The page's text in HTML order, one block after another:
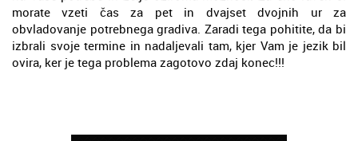
morate vzeti čas za pet in dvajset dvojnih ur za
obvladovanje potrebnega gradiva. Zaradi tega pohitite, da bi
izbrali svoje termine in nadaljevali tam, kjer Vam je jezik bil
ovira, ker je tega problema zagotovo zdaj konec!!!